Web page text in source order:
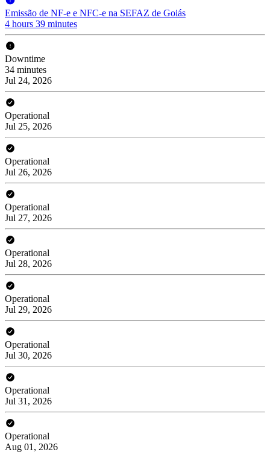
Emissão de NF-e e NFC-e na SEFAZ de Goiás
4 hours 39 minutes
Downtime
34 minutes
Jul 24, 2026
Operational
Jul 25, 2026
Operational
Jul 26, 2026
Operational
Jul 27, 2026
Operational
Jul 28, 2026
Operational
Jul 29, 2026
Operational
Jul 30, 2026
Operational
Jul 31, 2026
Operational
Aug 01, 2026